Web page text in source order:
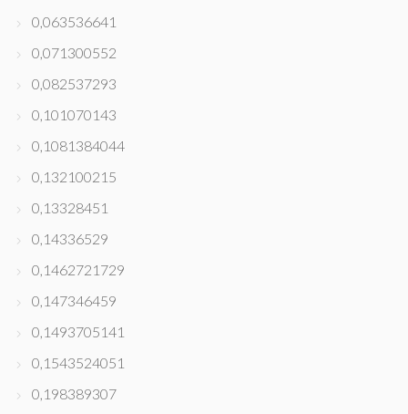
0,063536641
0,071300552
0,082537293
0,101070143
0,1081384044
0,132100215
0,13328451
0,14336529
0,1462721729
0,147346459
0,1493705141
0,1543524051
0,198389307